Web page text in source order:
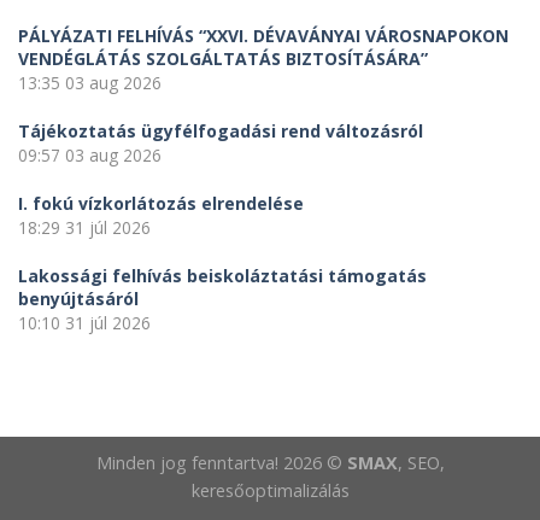
PÁLYÁZATI FELHÍVÁS “XXVI. DÉVAVÁNYAI VÁROSNAPOKON
VENDÉGLÁTÁS SZOLGÁLTATÁS BIZTOSÍTÁSÁRA”
13:35 03 aug 2026
Tájékoztatás ügyfélfogadási rend változásról
09:57 03 aug 2026
I. fokú vízkorlátozás elrendelése
18:29 31 júl 2026
Lakossági felhívás beiskoláztatási támogatás
benyújtásáról
10:10 31 júl 2026
Minden jog fenntartva! 2026 © SMAX, SEO,
keresőoptimalizálás